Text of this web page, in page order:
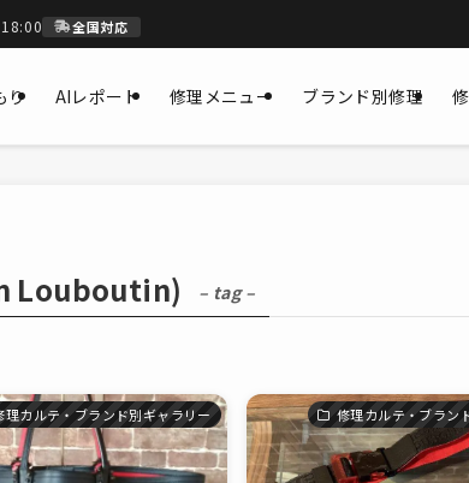
全国対応
り AIレポート 修理メニュー ブランド別修理
Louboutin) – tag –
理カルテ・ブランド別ギャラリー 修理カルテ・ブラン